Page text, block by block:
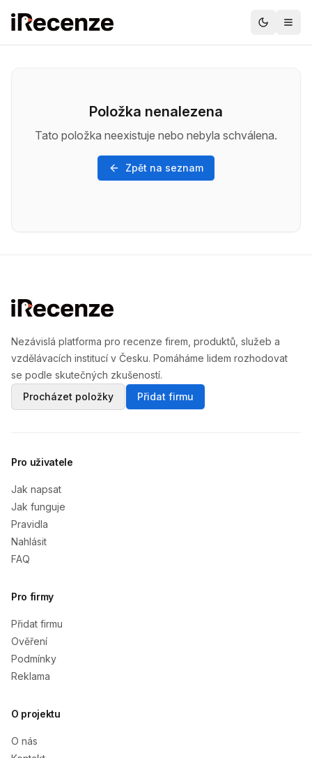
Položka nenalezena
Tato položka neexistuje nebo nebyla schválena.
Zpět na seznam
Nezávislá platforma pro recenze firem, produktů, služeb a
vzdělávacích institucí v Česku. Pomáháme lidem rozhodovat
se podle skutečných zkušeností.
Procházet položky
Přidat firmu
Pro uživatele
Jak napsat
Jak funguje
Pravidla
Nahlásit
FAQ
Pro firmy
Přidat firmu
Ověření
Podmínky
Reklama
O projektu
O nás